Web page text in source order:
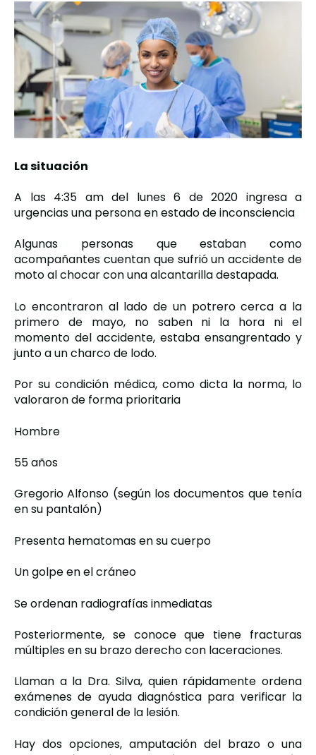
La situación
A las 4:35 am del lunes 6 de 2020 ingresa a
urgencias una persona en estado de inconsciencia
Algunas personas que estaban como
acompañantes cuentan que sufrió un accidente de
moto al chocar con una alcantarilla destapada.
Lo encontraron al lado de un potrero cerca a la
primero de mayo, no saben ni la hora ni el
momento del accidente, estaba ensangrentado y
junto a un charco de lodo.
Por su condición médica, como dicta la norma, lo
valoraron de forma prioritaria
Hombre
55 años
Gregorio Alfonso (según los documentos que tenía
en su pantalón)
Presenta hematomas en su cuerpo
Un golpe en el cráneo
Se ordenan radiografías inmediatas
Posteriormente, se conoce que tiene fracturas
múltiples en su brazo derecho con laceraciones.
Llaman a la Dra. Silva, quien rápidamente ordena
exámenes de ayuda diagnóstica para verificar la
condición general de la lesión.
Hay dos opciones, amputación del brazo o una